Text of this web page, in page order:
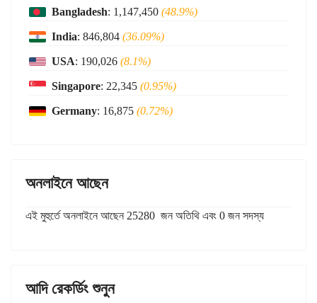
Bangladesh: 1,147,450 (48.9%)
India: 846,804 (36.09%)
USA: 190,026 (8.1%)
Singapore: 22,345 (0.95%)
Germany: 16,875 (0.72%)
অনলাইনে আছেন
এই মুহুর্তে অনলাইনে আছেন 25280 জন অতিথি এবং 0 জন সদস্য
আদি রেকর্ডিং শুনুন